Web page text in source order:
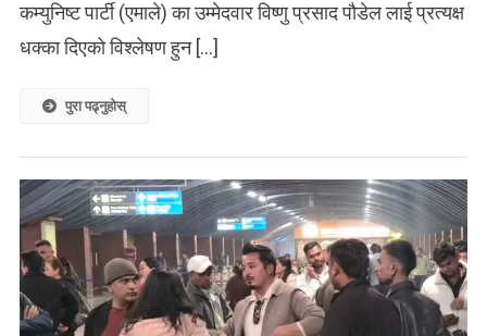
कम्युनिष्ट पार्टी (एमाले) का उम्मेदवार विष्णु प्रसाद पौडेल लाई प्रत्यक्ष
धक्का दिएको विश्लेषण हुन […]
पुरा पढ्नुहोस्